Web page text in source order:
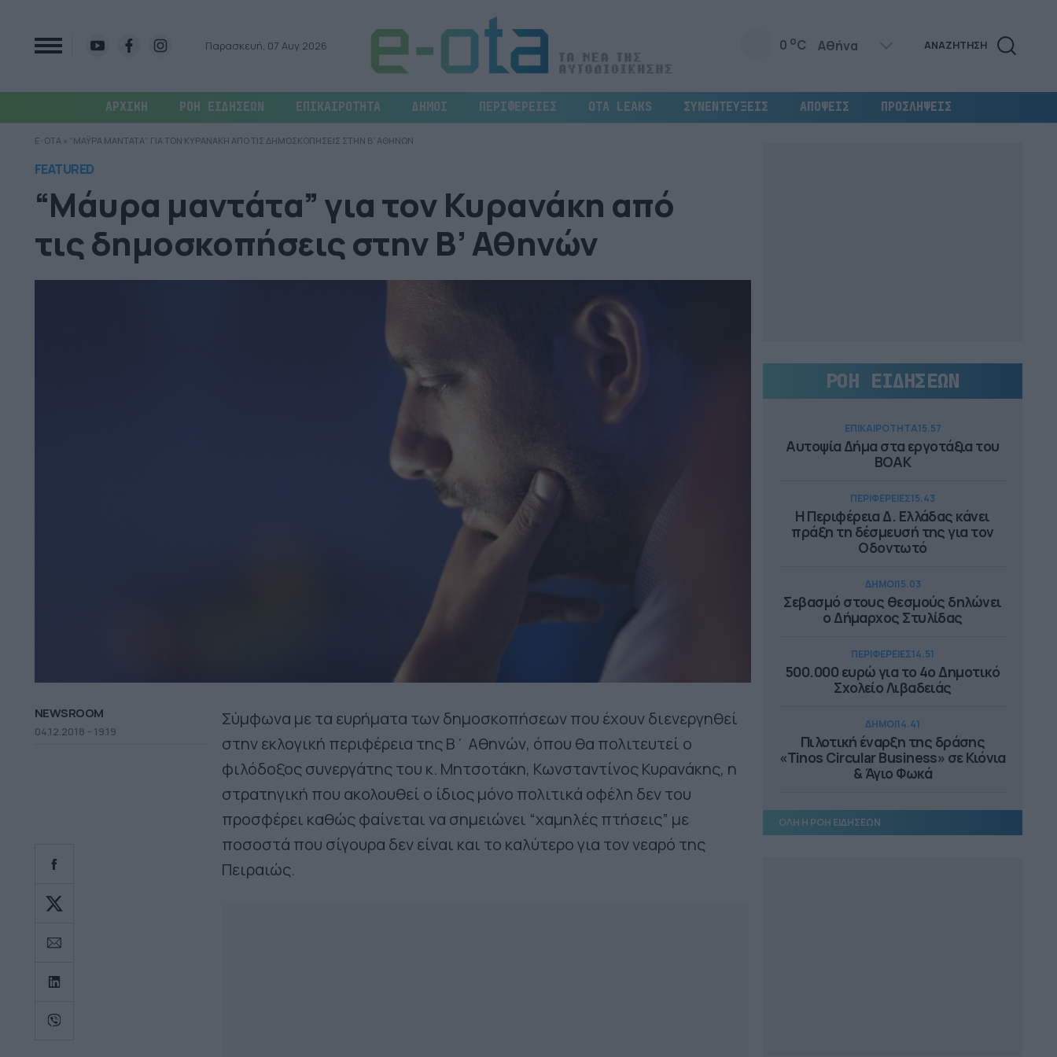
Παρασκευή, 07 Αυγ 2026 0 oC ΑΝΑΖΗΤΗΣΗ
ΑΡΧΙΚΗ ΡΟΗ ΕΙΔΗΣΕΩΝ ΕΠΙΚΑΙΡΟΤΗΤΑ ΔΗΜΟΙ ΠΕΡΙΦΕΡΕΙΕΣ OTA LEAKS ΣΥΝΕΝΤΕΥΞΕΙΣ ΑΠΟΨΕΙΣ ΠΡΟΣΛΗΨΕΙΣ
E-OTA » “ΜΑΫΡΑ ΜΑΝΤΑΤΑ” ΓΙΑ ΤΟΝ ΚΥΡΑΝΑΚΗ ΑΠΟ ΤΙΣ ΔΗΜΟΣΚΟΠΗΣΕΙΣ ΣΤΗΝ Β’ ΑΘΗΝΩΝ
FEATURED
“Μάυρα μαντάτα” για τον Κυρανάκη από
τις δημοσκοπήσεις στην Β’ Αθηνών
NEWSROOM
04.12.2018 - 19.19
Σύμφωνα με τα ευρήματα των δημοσκοπήσεων που έχουν διενεργηθεί
στην εκλογική περιφέρεια της Β΄ Αθηνών, όπου θα πολιτευτεί ο
φιλόδοξος συνεργάτης του κ. Μητσοτάκη, Κωνσταντίνος Κυρανάκης, η
στρατηγική που ακολουθεί ο ίδιος μόνο πολιτικά οφέλη δεν του
προσφέρει καθώς φαίνεται να σημειώνει “χαμηλές πτήσεις” με
ποσοστά που σίγουρα δεν είναι και το καλύτερο για τον νεαρό της
Πειραιώς.
ΡΟΗ ΕΙΔΗΣΕΩΝ
ΕΠΙΚΑΙΡΟΤΗΤΑ15.57
Αυτοψία Δήμα στα εργοτάξια του
ΒΟΑΚ
ΠΕΡΙΦΕΡΕΙΕΣ15.43
Η Περιφέρεια Δ. Ελλάδας κάνει
πράξη τη δέσμευσή της για τον
Οδοντωτό
ΔΗΜΟΙ15.03
Σεβασμό στους θεσμούς δηλώνει
ο Δήμαρχος Στυλίδας
ΠΕΡΙΦΕΡΕΙΕΣ14.51
500.000 ευρώ για το 4ο Δημοτικό
Σχολείο Λιβαδειάς
ΔΗΜΟΙ14.41
Πιλοτική έναρξη της δράσης
«Tinos Circular Business» σε Κιόνια
& Άγιο Φωκά
ΔΗΜΟΙ14.23
2.85 εκατ. ευρώ για την
ΟΛΗ Η ΡΟΗ ΕΙΔΗΣΕΩΝ